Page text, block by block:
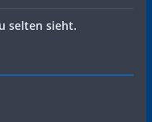
selten sieht.